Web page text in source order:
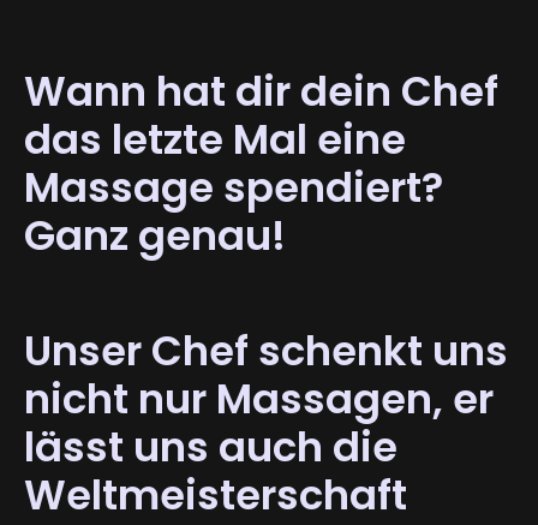
Wann hat dir dein Chef
das letzte Mal eine
Massage spendiert?
Ganz genau!
Unser Chef schenkt uns
nicht nur Massagen, er
lässt uns auch die
Weltmeisterschaft